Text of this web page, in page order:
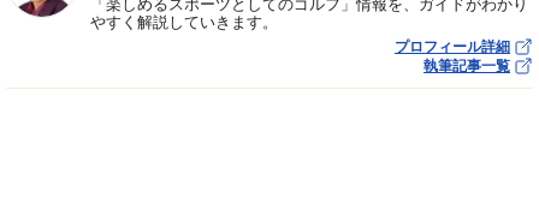
「楽しめるスポーツとしてのゴルフ」情報を、ガイドがわかり
やすく解説していきます。
プロフィール詳細
執筆記事一覧